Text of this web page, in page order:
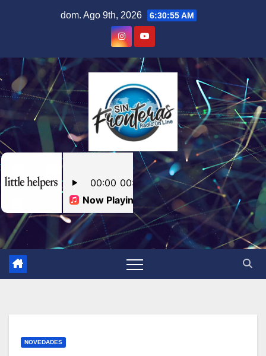
dom. Ago 9th, 2026 6:30:56 AM
NOVEDADES